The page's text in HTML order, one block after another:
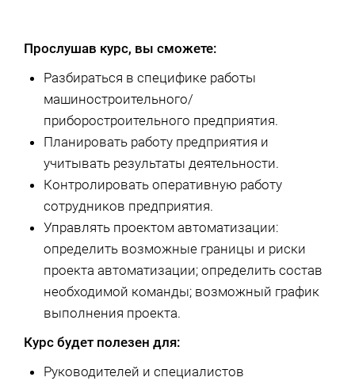
Прослушав курс, вы сможете:
Разбираться в специфике работы
машиностроительного/
приборостроительного предприятия.
Планировать работу предприятия и
учитывать результаты деятельности.
Контролировать оперативную работу
сотрудников предприятия.
Управлять проектом автоматизации:
определить возможные границы и риски
проекта автоматизации; определить состав
необходимой команды; возможный график
выполнения проекта.
Курс будет полезен для:
Руководителей и специалистов